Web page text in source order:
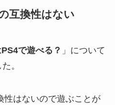
互換性はない
で遊べる？ 」について
。
性はないので遊ぶことが